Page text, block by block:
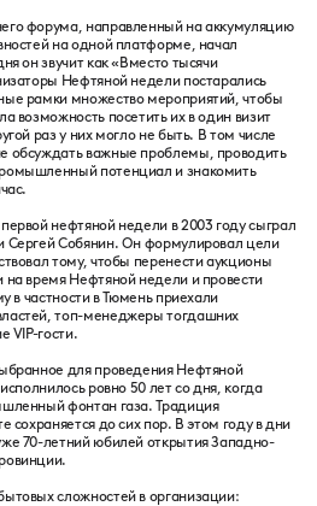
форума, направленный на аккумуляцию
на одной платформе, начал
он звучит как «Вместо тысячи
Нефтяной недели постарались
рамки множество мероприятий, чтобы
возможность посетить их в один визит
раз у них могло не быть. В том числе
обсуждать важные проблемы, проводить
потенциал и знакомить
нефтяной недели в 2003 году сыграл
Сергей Собянин. Он формулировал цели
тому, чтобы перенести аукционы
на время Нефтяной недели и провести
в частности в Тюмень приехали
топ-менеджеры тогдашних
VIP-гости.
для проведения Нефтяной
ровно 50 лет со дня, когда
фонтан газа. Традиция
сохраняется до сих пор. В этом году в дни
70-летний юбилей открытия Западно-
сложностей в организации: